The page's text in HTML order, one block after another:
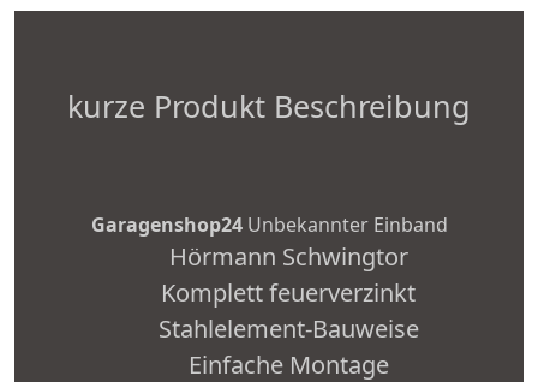
kurze Produkt Beschreibung
Garagenshop24Unbekannter Einband
Hörmann Schwingtor
Komplett feuerverzinkt
Stahlelement-Bauweise
Einfache Montage